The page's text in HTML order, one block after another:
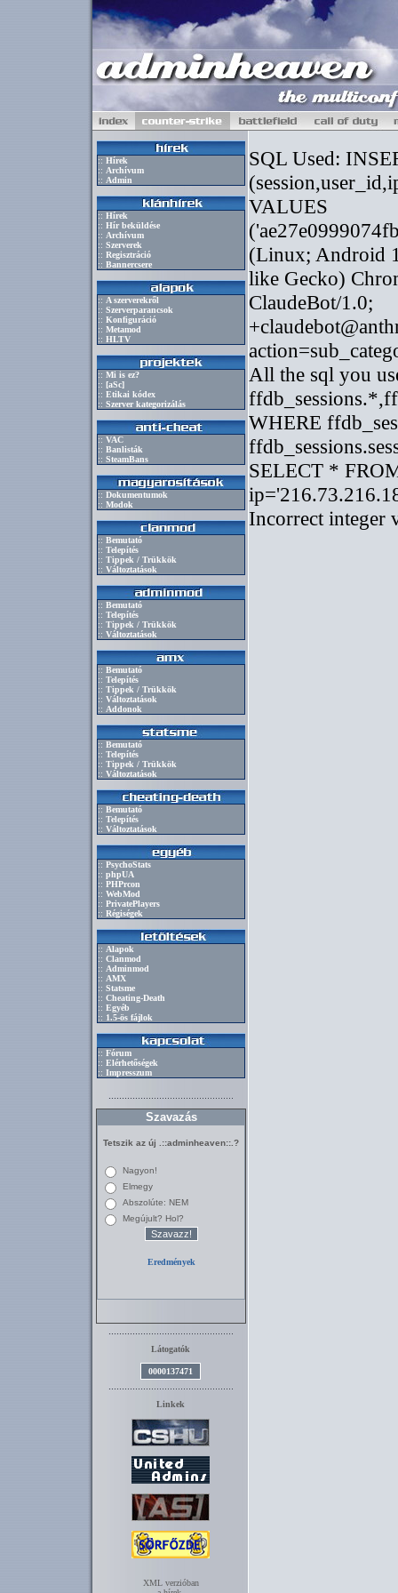
:: Hírek
:: Archívum
:: Admin
:: Hírek
:: Hír beküldése
:: Archívum
:: Szerverek
:: Regisztráció
:: Bannercsere
:: A szerverekről
:: Szerverparancsok
:: Konfiguráció
:: Metamod
:: HLTV
:: Mi is ez?
:: [aSc]
:: Etikai kódex
:: Szerver kategorizálás
:: VAC
:: Banlisták
:: SteamBans
:: Dokumentumok
:: Modok
:: Bemutató
:: Telepítés
:: Tippek / Trükkök
:: Változtatások
:: Bemutató
:: Telepítés
:: Tippek / Trükkök
:: Változtatások
:: Bemutató
:: Telepítés
:: Tippek / Trükkök
:: Változtatások
:: Addonok
:: Bemutató
:: Telepítés
:: Tippek / Trükkök
:: Változtatások
:: Bemutató
:: Telepítés
:: Változtatások
:: PsychoStats
:: phpUA
:: PHPrcon
:: WebMod
:: PrivatePlayers
:: Régiségek
:: Alapok
:: Clanmod
:: Adminmod
:: AMX
:: Statsme
:: Cheating-Death
:: Egyéb
:: 1.5-ös fájlok
:: Fórum
:: Elérhetőségek
:: Impresszum
Látogatók
0000137471
Linkek
XML verzióban